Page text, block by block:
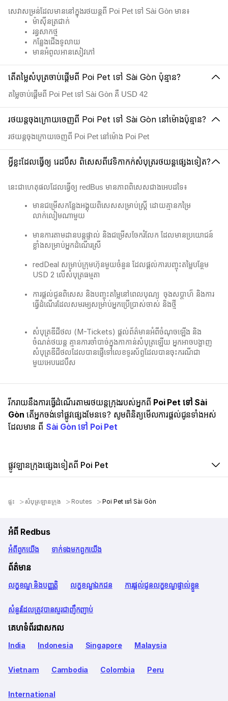
សេវាសម្រន់ដែលមាននៅក្នុងរថយន្តពី Poi Pet ទៅ Sài Gòn មាន៖
ម៉ាស៊ីនត្រជាក់
រន្ធសាកថ្ម
កន្លែងជើងទូលាយ
មានអំពូលអានសៀវភៅ
តើតម្លៃសំបុត្រចាប់ផ្តើមពី Poi Pet ទៅ Sài Gòn ប៉ុន្មាន?
តម្លៃចាប់ផ្តើមពី Poi Pet ទៅ Sài Gòn គឺ USD 42
រថយន្តចុងក្រោយចេញពី Poi Pet ទៅ Sài Gòn នៅម៉ោងប៉ុន្មាន?
រថយន្តចុងក្រោយចេញពី Poi Pet នៅម៉ោង Poi Pet
អ្វីខ្លះដែលធ្វើឲ្យ រេដបឹស ពិសេសពីវេទិកាកក់សំបុត្ររថយន្តផ្សេងទៀត?
នេះជាហេតុផលដែលធ្វើឲ្យ redBus មានភាពពិសេសជាងអេបដទៃ៖
មានជម្រើសកន្លែងអង្គុយពិសេសសម្រាប់ស្ត្រី ដោយគ្មានកម្រៃ
លាក់លៀមណាមួយ
មានការតាមដានបន្តផ្ទាល់ និងជម្រើសចែករំលែក ដែលមានប្រយោជន៍
ខ្លាំងសម្រាប់អ្នកដំណើរស្រី
redDeal សម្រាប់ក្រុមហ៊ុនមួយចំនួន ដែលផ្តល់ការបញ្ចុះតម្លៃបន្ថែម
USD 2 លើសំបុត្រធម្មតា
ការផ្តល់ជូនពិសេស និងបញ្ចុះតម្លៃនៅពេលបុណ្យ ​ ចុងសប្ដាហ៏ និងការ
ធ្វើដំណើរដែលសមរម្យសម្រាប់អ្នកប្រើប្រាស់ចាស់ និងថ្មី
សំបុត្រឌីជីថល (M-Tickets) ផ្តល់ព័ត៌មានអំពីចំណុចឡើង និង
ចំណត់ថយន្ត គ្មានការចាំបាច់ក្នុងកាកាន់សំបុត្រឡើយ​ អ្នកអាចបង្ហាញ
សំបុត្រឌីជីថលដែលបានផ្ញើទៅលេខទូរស័ព្ទដែលបានចុះករណីជា
មួយអេបរេដបឹស
រីករាយនឹងការធ្វើដំណើរតាមរថយន្តក្រុងរបស់អ្នកពី Poi Pet ទៅ Sài
Gòn តើអ្នកចង់ទៅផ្លូវផ្សេងមែនទេ? សូមពិនិត្យមើលការផ្តល់ជូនទាំងអស់
ដែលមាន ពី Sài Gòn ទៅ Poi Pet
ផ្លូវឡានក្រុងផ្សេងទៀតពី Poi Pet
ផ្ទះ សំបុត្រឡានក្រុង Routes Poi Pet ទៅ Sài Gòn
អំពី Redbus
អំពី​ពួក​យើង ទាក់ទង​មក​ពួក​យើង
ព័ត៌មាន
លក្ខខណ្ឌ និងបញ្ញត្តិ លក្ខខណ្ឌឯកជន ការផ្តល់ជូនលក្ខខណ្ឌផ្ទាល់ខ្លួន
សំនួរដែលត្រូវបានសួរជាញឹកញាប់
គេហទំព័រជាសកល
India Indonesia Singapore Malaysia
Vietnam Cambodia Colombia Peru
International